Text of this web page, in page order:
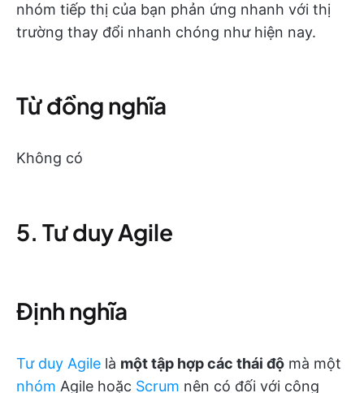
nhóm tiếp thị của bạn phản ứng nhanh với thị
trường thay đổi nhanh chóng như hiện nay.
Từ đồng nghĩa
Không có
5. Tư duy Agile
Định nghĩa
Tư duy Agile là một tập hợp các thái độ mà một
nhóm Agile hoặc Scrum nên có đối với công